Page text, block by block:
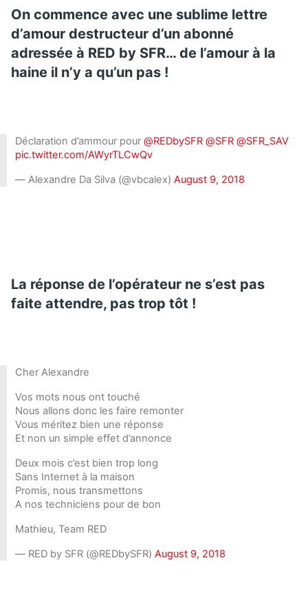
On commence avec une sublime lettre
d’amour destructeur d’un abonné
adressée à RED by SFR… de l’amour à la
haine il n’y a qu’un pas !
Déclaration d’ammour pour @REDbySFR @SFR @SFR_SAV
pic.twitter.com/AWyrTLCwQv
— Alexandre Da Silva (@vbcalex) August 9, 2018
La réponse de l’opérateur ne s’est pas
faite attendre, pas trop tôt !
Cher Alexandre
Vos mots nous ont touché
Nous allons donc les faire remonter
Vous méritez bien une réponse
Et non un simple effet d’annonce
Deux mois c’est bien trop long
Sans Internet à la maison
Promis, nous transmettons
A nos techniciens pour de bon
Mathieu, Team RED
— RED by SFR (@REDbySFR) August 9, 2018